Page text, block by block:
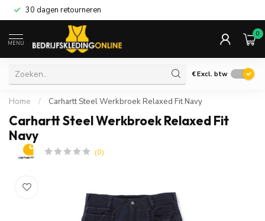
30 dagen retourneren
MENU
0
€Excl. btw
Home / Carhartt Steel Werkbroek Relaxed Fit Navy
Carhartt Steel Werkbroek Relaxed Fit
Navy
(0)